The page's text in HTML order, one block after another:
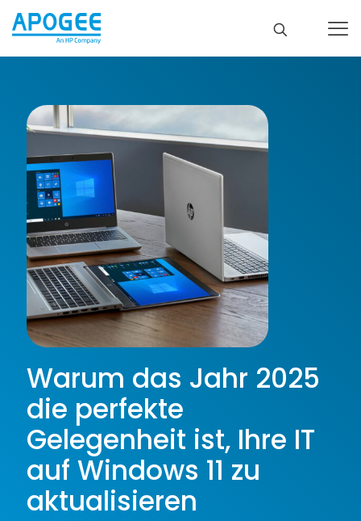
Warum das Jahr 2025
die perfekte
Gelegenheit ist, Ihre IT
auf Windows 11 zu
aktualisieren